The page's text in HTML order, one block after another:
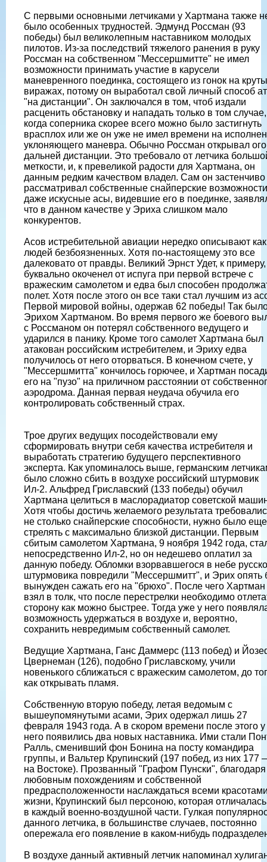
С первыми основными летчиками у Хартмана также
было особенных трудностей. Эдмунд Россман (93
победы) был великолепным наставником молодых
пилотов. Из-за последствий тяжелого ранения в руку
Россман на собственном "Мессершмитте" не имел
возможности принимать участие в карусели
маневренного поединка, состоящего из гонок на
виражах, потому он выработал свой личный способ
"на дистанции". Он заключался в том, чтоб издали
расценить обстановку и нападать только в том случае,
когда соперника скорее всего можно было застигнуть
врасплох или же он уже не имел времени на
уклоняющего маневра. Обычно Россман открывал
дальней дистанции. Это требовало от летчика
меткости, и, к превеликой радости для Хартмана, он
данным редким качеством владел. Сам он застенчиво
рассматривал собственные снайперские
даже искусные асы, видевшие его в поединке,
что в данном качестве у Эриха слишком мало
конкурентов.
Асов истребительной авиации нередко описывают как
людей безбоязненных. Хотя по-настоящему это все
далековато от правды. Великий Эрнст Удет, к примеру,
буквально окоченел от испуга при первой встрече с
вражеским самолетом и едва был способен
полет. Хотя после этого он все таки стал лучшим из
Первой мировой войны, одержав 62 победы! Так
Эрихом Хартманом. Во время первого же боевого
с Россманом он потерял собственного ведущего и
ударился в панику. Кроме того самолет Хартмана был
атакован российским истребителем, и Эриху едва
получилось от него оторваться. В конечном счете, у
"Мессершмитта" кончилось горючее, и Хартман
его на "пузо" на приличном расстоянии от
аэродрома. Данная первая неудача обучила его
контролировать собственный страх.
Трое других ведущих посодействовали ему
сформировать внутри себя качества истребителя и
выработать стратегию будущего перспективного
эксперта. Как упоминалось выше, германским
было сложно сбить в воздухе российский штурмовик
Ил-2. Альфред Гриславский (133 победы) обучил
Хартмана целиться в маслорадиатор советской
Хотя чтобы достичь желаемого результата
не столько снайперские способности, нужно было еще
стрелять с максимально близкой дистанции. Первым
сбитым самолетом Хартмана, 9 ноября 1942 года,
непосредственно Ил-2, но он недешево оплатил за
данную победу. Обломки взорвавшегося в небе
штурмовика повредили "Мессершмитт", и Эрих опять
вынужден сажать его на "брюхо". После чего Хартман
взял в толк, что после перестрелки необходимо
сторону как можно быстрее. Тогда уже у него
возможность удержаться в воздухе и, вероятно,
сохранить невредимым собственный самолет.
Ведущие Хартмана, Ганс Даммерс (113 побед) и
Цвернеман (126), подобно Гриславскому, учили
новенького сближаться с вражеским самолетом, до
как открывать пламя.
Собственную вторую победу, летая ведомым с
вышеупомянутыми асами, Эрих одержал лишь 27
февраля 1943 года. А в скором времени после этого у
него появились два новых наставника. Ими стали
Ралль, сменивший фон Бонина на посту командира
группы, и Вальтер Крупинский (197 побед, из них 177
на Востоке). Прозванный "Графом Пунски", благодаря
любовным похождениям и собственной
предрасположенности наслаждаться всеми
жизни, Крупинский был персоною, которая
в каждый военно-воздушной части. Гулкая
данного летчика, в большинстве случаев, постоянно
опережала его появление в каком-нибудь
В воздухе данный активный летчик напоминал